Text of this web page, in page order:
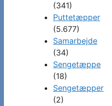
(341)
Puttetæpper
(5.677)
Samarbejde
(34)
Sengetæppe
(18)
Sengetæpper
(2)